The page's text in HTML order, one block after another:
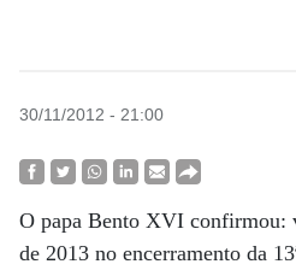
30/11/2012 - 21:00
O papa Bento XVI confirmou:
de 2013 no encerramento da